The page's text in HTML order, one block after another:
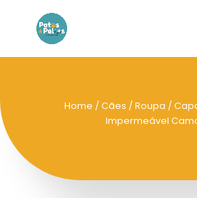
Home /Cães /Roupa /
Impermeável